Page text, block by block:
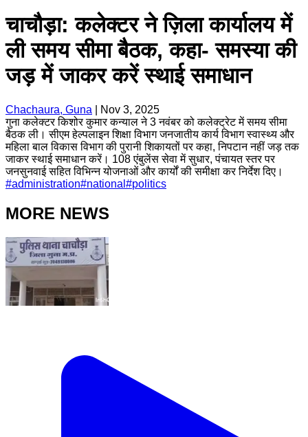
चाचौड़ा: कलेक्टर ने ज़िला कार्यालय में
ली समय सीमा बैठक, कहा- समस्या की
जड़ में जाकर करें स्थाई समाधान
Chachaura, Guna
Nov 3, 2025
गुना कलेक्टर किशोर कुमार कन्याल ने 3 नवंबर को कलेक्ट्रेट में समय सीमा
बैठक ली। सीएम हेल्पलाइन शिक्षा विभाग जनजातीय कार्य विभाग स्वास्थ्य और
महिला बाल विकास विभाग की पुरानी शिकायतों पर कहा, निपटान नहीं जड़ तक
जाकर स्थाई समाधान करें। 108 एंबुलेंस सेवा में सुधार, पंचायत स्तर पर
जनसुनवाई सहित विभिन्न योजनाओं और कार्यों की समीक्षा कर निर्देश दिए।
#administration#national #politics
MORE NEWS